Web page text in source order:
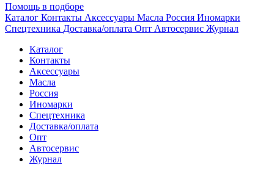
Помощь в подборе
Каталог Контакты Аксессуары Масла Россия Иномарки
Спецтехника Доставка/оплата Опт Автосервис Журнал
Каталог
Контакты
Аксессуары
Масла
Россия
Иномарки
Спецтехника
Доставка/оплата
Опт
Автосервис
Журнал